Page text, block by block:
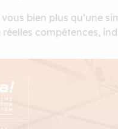
bien plus qu’une
compétences,